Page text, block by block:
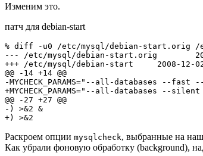
Изменим это.
патч для debian-start
% diff -u0 /etc/mysql/debian-start.orig /
--- /etc/mysql/debian-start.orig
+++ /etc/mysql/debian-start     2008-12-02
@@ -14 +14 @@
-MYCHECK_PARAMS="--all-databases --
+MYCHECK_PARAMS="--all-databases --
@@ -27 +27 @@
-) >&2 &
Раскроем опции mysqlcheck, выбранные на
Как убрали фоновую обработку (background),